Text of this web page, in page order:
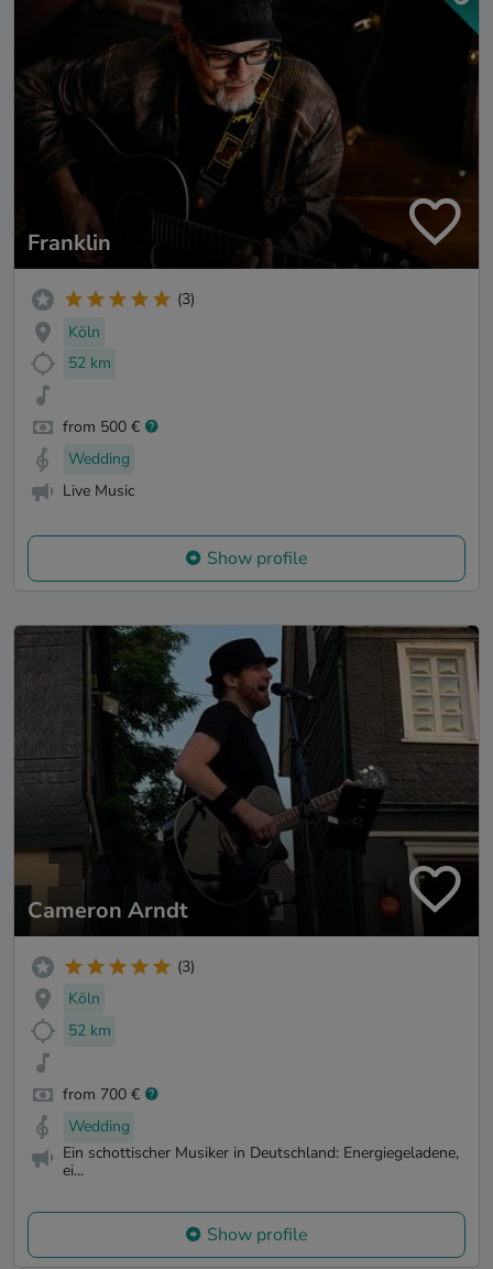
Franklin
(3)
Köln
52 km
from 500 €
Wedding
Live Music
Show profile
Cameron Arndt
(3)
Köln
52 km
from 700 €
Wedding
Ein schottischer Musiker in Deutschland: Energiegeladene,
ei...
Show profile